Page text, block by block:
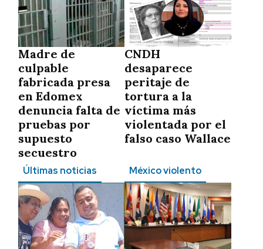
Madre de
culpable
fabricada presa
en Edomex
denuncia falta de
pruebas por
supuesto
secuestro
CNDH
desaparece
peritaje de
tortura a la
víctima más
violentada por el
falso caso Wallace
Últimas noticias México violento